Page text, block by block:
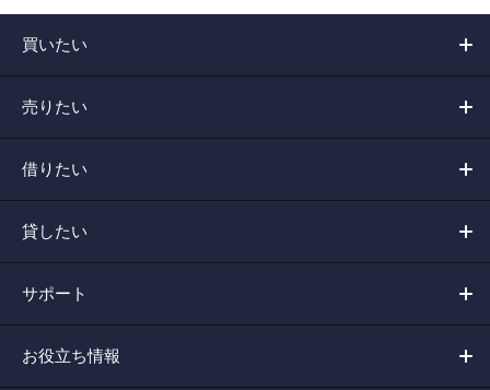
買いたい
売りたい
借りたい
貸したい
サポート
お役立ち情報